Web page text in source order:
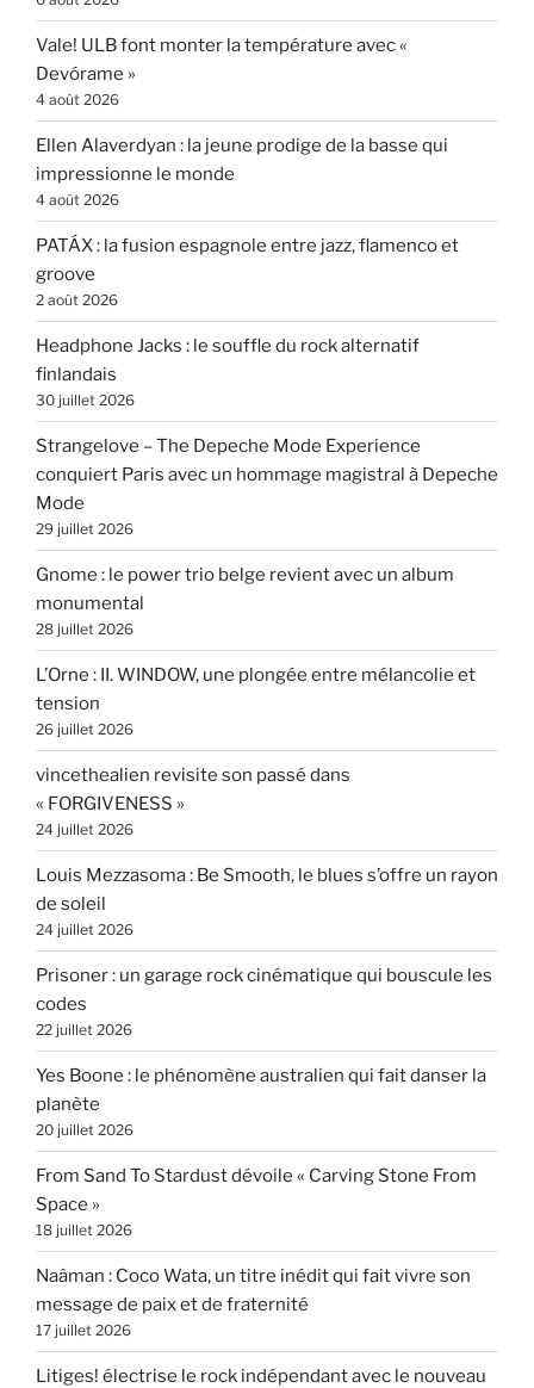
Vale! ULB font monter la température avec «
Devórame »
4 août 2026
Ellen Alaverdyan : la jeune prodige de la basse qui
impressionne le monde
4 août 2026
PATÁX : la fusion espagnole entre jazz, flamenco et
groove
2 août 2026
Headphone Jacks : le souffle du rock alternatif
finlandais
30 juillet 2026
Strangelove – The Depeche Mode Experience
conquiert Paris avec un hommage magistral à Depeche
Mode
29 juillet 2026
Gnome : le power trio belge revient avec un album
monumental
28 juillet 2026
L’Orne : II. WINDOW, une plongée entre mélancolie et
tension
26 juillet 2026
vincethealien revisite son passé dans
« FORGIVENESS »
24 juillet 2026
Louis Mezzasoma : Be Smooth, le blues s’offre un rayon
de soleil
24 juillet 2026
Prisoner : un garage rock cinématique qui bouscule les
codes
22 juillet 2026
Yes Boone : le phénomène australien qui fait danser la
planète
20 juillet 2026
From Sand To Stardust dévoile « Carving Stone From
Space »
18 juillet 2026
Naâman : Coco Wata, un titre inédit qui fait vivre son
message de paix et de fraternité
17 juillet 2026
Litiges! électrise le rock indépendant avec le nouveau